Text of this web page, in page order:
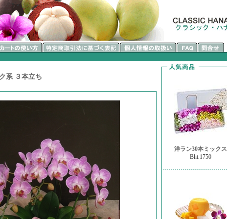
系 ３本立ち
洋ラン30本ミックス
Bht.1750